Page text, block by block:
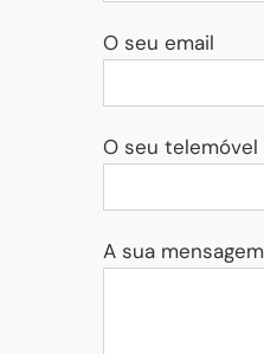
O seu email
O seu telemóvel
A sua mensagem